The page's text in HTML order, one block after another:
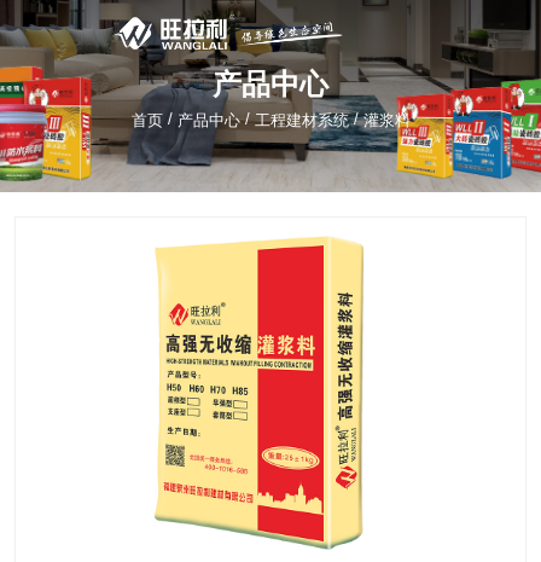
产品中心
首页 / 产品中心 /工程建材系统 /灌浆料